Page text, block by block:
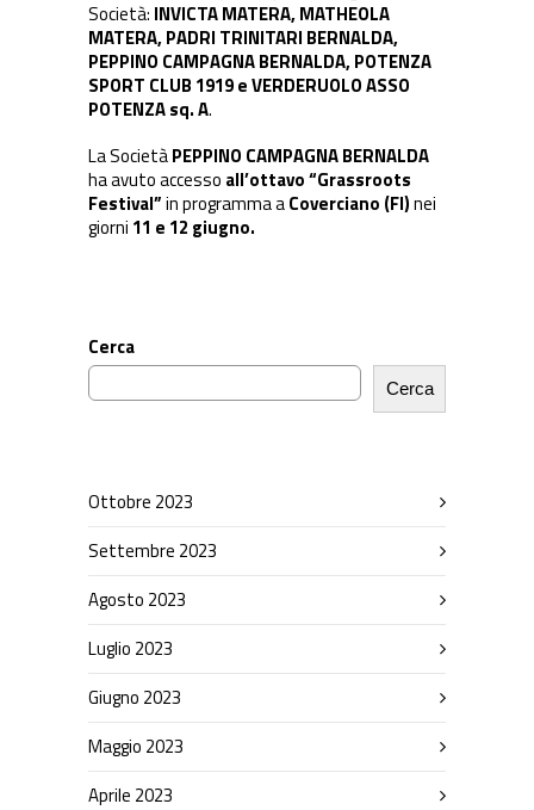
Società: INVICTA MATERA, MATHEOLA
MATERA, PADRI TRINITARI BERNALDA,
PEPPINO CAMPAGNA BERNALDA, POTENZA
SPORT CLUB 1919 e VERDERUOLO ASSO
POTENZA sq. A.
La SocietàPEPPINO CAMPAGNA BERNALDA
ha avuto accesso all’ottavo “Grassroots
Festival”in programma aCoverciano (FI)nei
giorni 11 e 12 giugno.
Cerca
Cerca
Ottobre 2023
Settembre 2023
Agosto 2023
Luglio 2023
Giugno 2023
Maggio 2023
Aprile 2023